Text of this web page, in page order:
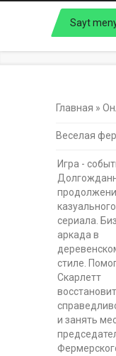
Sayt
Главная »
Веселая
Игра -
казуального
сериала.
аркада в
стиле.
Скарлетт
и занять